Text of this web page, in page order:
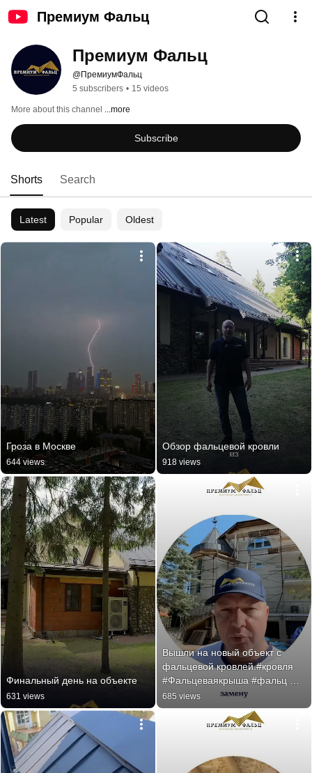
Премиум Фальц
Премиум Фальц
@ПремиумФальц
5 subscribers • 15 videos
More about this channel ...more
Subscribe
Shorts Search
Latest Popular Oldest
Гроза в Москве
644 views
Обзор фальцевой кровли
918 views
Финальный день на объекте
631 views
Вышли на новый объект с
фальцевой кровлей.#кровля
#Фальцеваякрыша #фальц
#стройка #фальцеваякровля
685 views